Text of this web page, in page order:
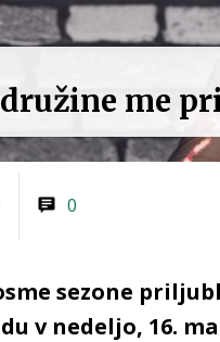
me
0
sezone
v nedeljo, 16.